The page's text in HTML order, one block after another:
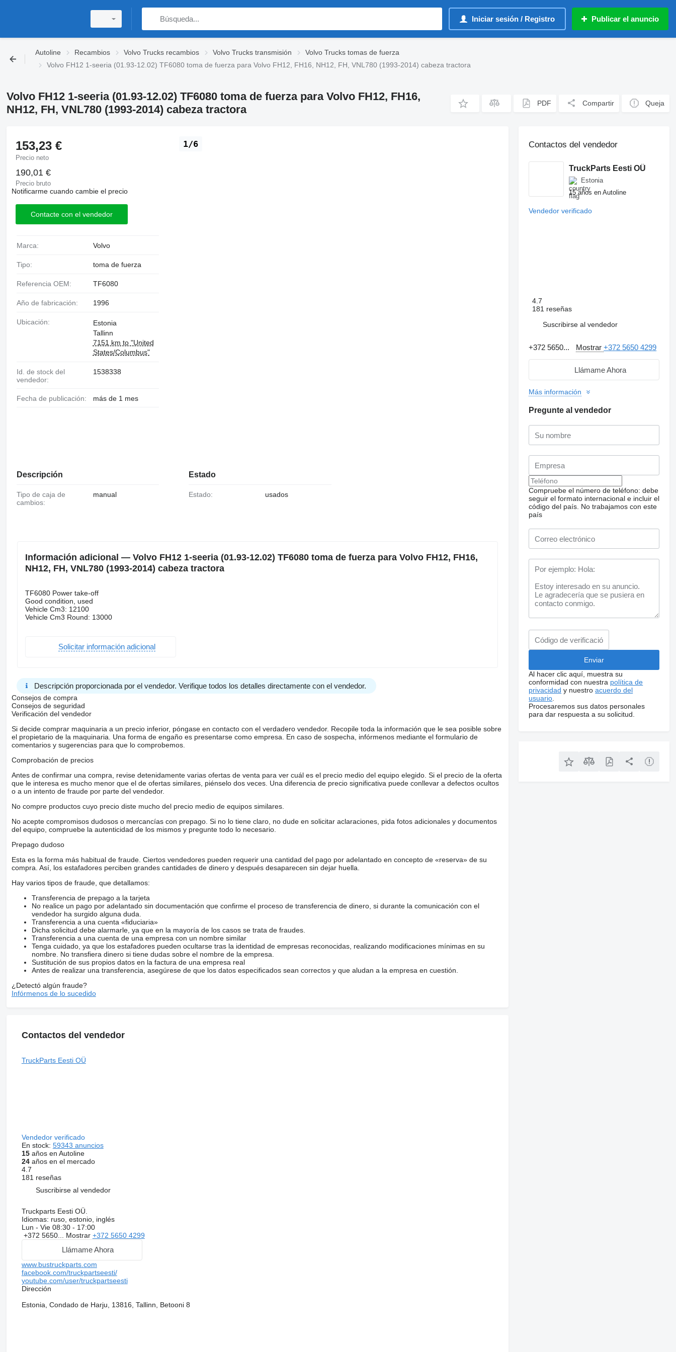
Iniciar sesión / Registro Publicar el anuncio
Autoline Recambios Volvo Trucks recambios Volvo Trucks transmisión
Volvo Trucks tomas de fuerza
Volvo FH12 1-seeria (01.93-12.02) TF6080 toma de fuerza para Volvo FH12, FH16, NH12, FH, VNL780 (1993-2014) cabeza tractora
Volvo FH12 1-seeria (01.93-12.02) TF6080 toma de fuerza para Volvo FH12, FH16,
NH12, FH, VNL780 (1993-2014) cabeza tractora
PDF Compartir Queja
1/6
153,23 €
Precio neto
190,01 €
Precio bruto
Notificarme cuando cambie el precio
Contacte con el vendedor
Marca: Volvo
Tipo: toma de fuerza
Referencia OEM: TF6080
Año de fabricación: 1996
Ubicación:
Estonia
Tallinn
7151 km to "United
States/Columbus"
Id. de stock del
vendedor:
1538338
Fecha de publicación: más de 1 mes
Descripción
Tipo de caja de
cambios:
manual
Estado
Estado: usados
Información adicional — Volvo FH12 1-seeria (01.93-12.02) TF6080 toma de fuerza para Volvo FH12, FH16,
NH12, FH, VNL780 (1993-2014) cabeza tractora
TF6080 Power take-off
Good condition, used
Vehicle Cm3: 12100
Vehicle Cm3 Round: 13000
Solicitar información adicional
Descripción proporcionada por el vendedor. Verifique todos los detalles directamente con el vendedor.
Consejos de compra
Consejos de seguridad
Verificación del vendedor
Si decide comprar maquinaria a un precio inferior, póngase en contacto con el verdadero vendedor. Recopile toda la información que le sea posible sobre
el propietario de la maquinaria. Una forma de engaño es presentarse como empresa. En caso de sospecha, infórmenos mediante el formulario de
comentarios y sugerencias para que lo comprobemos.
Comprobación de precios
Antes de confirmar una compra, revise detenidamente varias ofertas de venta para ver cuál es el precio medio del equipo elegido. Si el precio de la oferta
que le interesa es mucho menor que el de ofertas similares, piénselo dos veces. Una diferencia de precio significativa puede conllevar a defectos ocultos
o a un intento de fraude por parte del vendedor.
No compre productos cuyo precio diste mucho del precio medio de equipos similares.
No acepte compromisos dudosos o mercancías con prepago. Si no lo tiene claro, no dude en solicitar aclaraciones, pida fotos adicionales y documentos
del equipo, compruebe la autenticidad de los mismos y pregunte todo lo necesario.
Prepago dudoso
Esta es la forma más habitual de fraude. Ciertos vendedores pueden requerir una cantidad del pago por adelantado en concepto de «reserva» de su
compra. Así, los estafadores perciben grandes cantidades de dinero y después desaparecen sin dejar huella.
Hay varios tipos de fraude, que detallamos:
Transferencia de prepago a la tarjeta
No realice un pago por adelantado sin documentación que confirme el proceso de transferencia de dinero, si durante la comunicación con el
vendedor ha surgido alguna duda.
Transferencia a una cuenta «fiduciaria»
Dicha solicitud debe alarmarle, ya que en la mayoría de los casos se trata de fraudes.
Transferencia a una cuenta de una empresa con un nombre similar
Tenga cuidado, ya que los estafadores pueden ocultarse tras la identidad de empresas reconocidas, realizando modificaciones mínimas en su
nombre. No transfiera dinero si tiene dudas sobre el nombre de la empresa.
Sustitución de sus propios datos en la factura de una empresa real
Antes de realizar una transferencia, asegúrese de que los datos especificados sean correctos y que aludan a la empresa en cuestión.
¿Detectó algún fraude?
Infórmenos de lo sucedido
Contactos del vendedor
TruckParts Eesti OÜ
Vendedor verificado
En stock: 59343 anuncios
15años en Autoline
24años en el mercado
4.7
181 reseñas
Suscribirse al vendedor
Truckparts Eesti OÜ.
Idiomas: ruso, estonio, inglés
Lun - Vie 08:30 - 17:00
+372 5650... Mostrar +372 5650 4299
Llámame Ahora
www.bustruckparts.com
facebook.com/truckpartseesti/
youtube.com/user/truckpartseesti
Dirección
Estonia, Condado de Harju, 13816, Tallinn, Betooni 8
Contactos del vendedor
TruckParts Eesti OÜ
Estonia
15 años en Autoline
Vendedor verificado
4.7
181 reseñas
Suscribirse al vendedor
+372 5650... Mostrar+372 5650 4299
Llámame Ahora
Más información
Pregunte al vendedor
Compruebe el número de teléfono: debe
seguir el formato internacional e incluir el
código del país. No trabajamos con este
país
Al hacer clic aquí, muestra su
conformidad con nuestra política de
privacidad y nuestroacuerdo del
usuario
Procesaremos sus datos personales
para dar respuesta a su solicitud.